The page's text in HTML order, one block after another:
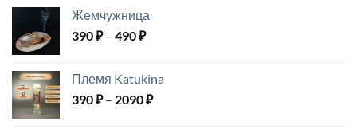
Жемчужница
390₽ – 490₽Диапазон
–
490 ₽
Племя Katukina
390₽ – 2090₽Диапазон